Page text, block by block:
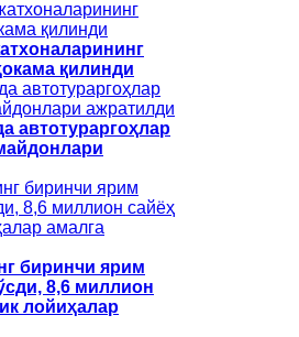
қилинди
автотураргоҳлар
биринчи ярим
8,6 миллион
лойиҳалар